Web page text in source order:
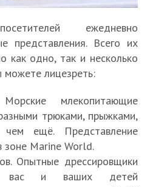
ежедневно
представления. Всего их
как одно, так и несколько
можете лицезреть:
млекопитающие
трюками, прыжками,
ещё. Представление
зоне Marine World.
Опытные дрессировщики
вас и ваших детей